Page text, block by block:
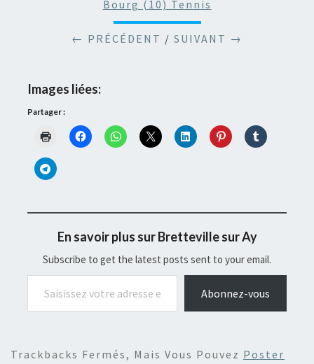
Bourg (10) Tennis
← PRÉCÉDENT / SUIVANT →
Images liées:
Partager :
En savoir plus sur Bretteville sur Ay
Subscribe to get the latest posts sent to your email.
Saisissez votre adresse e-mail…
Abonnez-vous
Trackbacks Fermés, Mais Vous Pouvez Poster